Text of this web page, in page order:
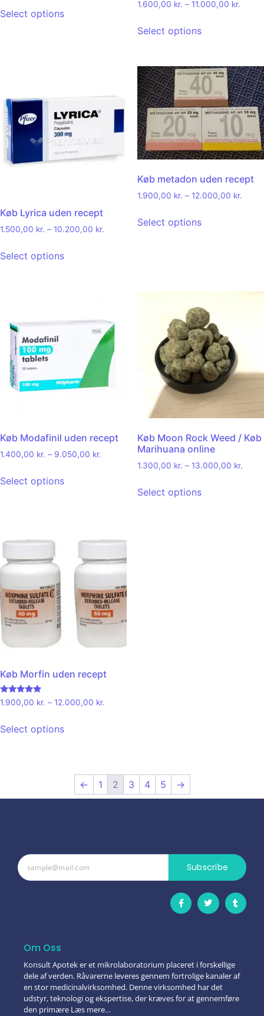
Select options
1.600,00 kr. – 11.000,00 kr.
Select options
Køb Lyrica uden recept
1.500,00 kr. – 10.200,00 kr.
Select options
Køb metadon uden recept
1.900,00 kr. – 12.000,00 kr.
Select options
Køb Modafinil uden recept
1.400,00 kr. – 9.050,00 kr.
Select options
Køb Moon Rock Weed / Køb
Marihuana online
1.300,00 kr. – 13.000,00 kr.
Select options
Køb Morfin uden recept
Rated
5.00
1.900,00 kr. – 12.000,00 kr.
Select options
← 1 2 3 4 5 →
Subscribe
Om Oss
Konsult Apotek er et mikrolaboratorium placeret i forskellige
dele af verden. Råvarerne leveres gennem fortrolige kanaler af
en stor medicinalvirksomhed. Denne virksomhed har det
udstyr, teknologi og ekspertise, der kræves for at gennemføre
den primære Læs mere…